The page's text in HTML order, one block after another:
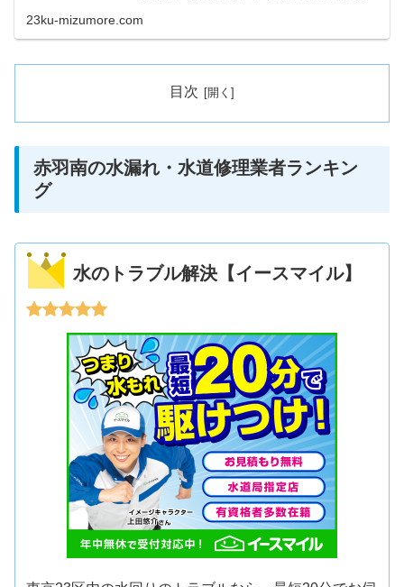
23ku-mizumore.com
目次
赤羽南の水漏れ・水道修理業者ランキン
グ
水のトラブル解決【イースマイル】